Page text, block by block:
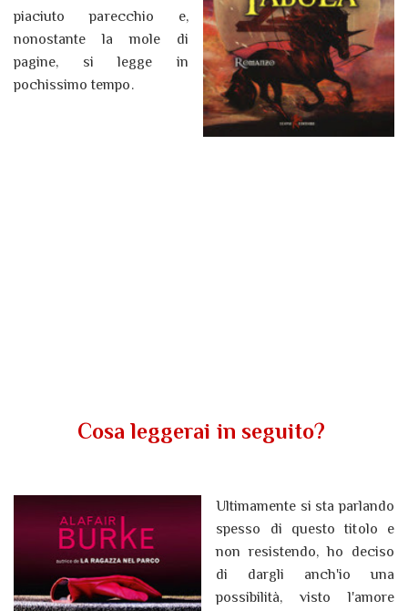
piaciuto parecchio e,
nonostante la mole di
pagine, si legge in
pochissimo tempo.
Cosa leggerai in seguito?
Ultimamente si sta parlando
spesso di questo titolo e
non resistendo, ho deciso
di dargli anch'io una
possibilità, visto l'amore